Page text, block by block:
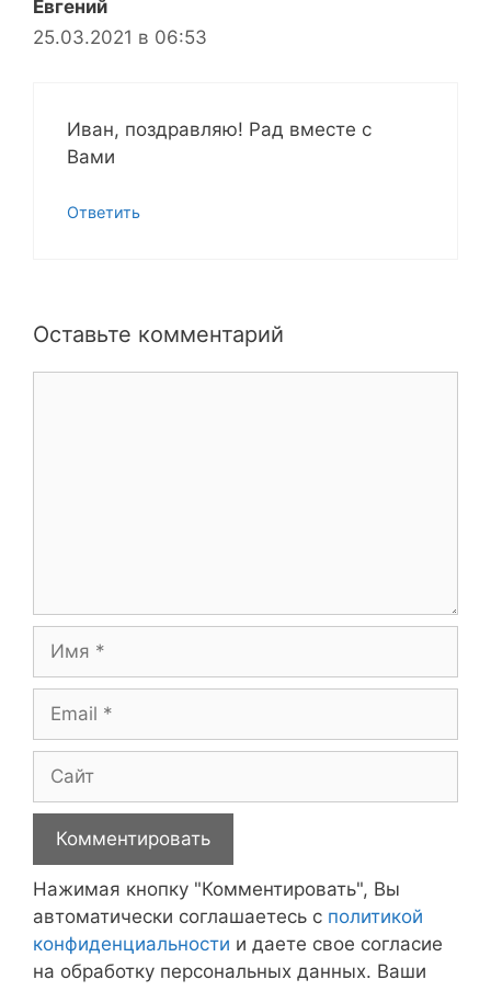
Евгений
25.03.2021 в 06:53
Иван, поздравляю! Рад вместе с
Вами
Ответить
Оставьте комментарий
Нажимая кнопку "Комментировать", Вы
автоматически соглашаетесь с политикой
конфиденциальности и даете свое согласие
на обработку персональных данных. Ваши